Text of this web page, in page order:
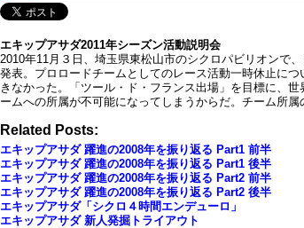
エキップアサダ2011年シーズン活動説明会
2010年11月３日、埼玉県東松山市のシクロパビリオンで
発表。プロロードチームとしてのレース活動一時休止に
きなかった。「ツール・ド・フランス出場」を目標に、
ームへの所属が不可能になってしまうからだ。チーム所
Related Posts:
エキップアサダ 躍進の2008年を振り返る Part1 前半
エキップアサダ 躍進の2008年を振り返る Part1 後半
エキップアサダ 躍進の2008年を振り返る Part2 前半
エキップアサダ 躍進の2008年を振り返る Part2 後半
エキップアサダ「シクロ４時間エンデューロ」
エキップアサダ 新人発掘トライアウト